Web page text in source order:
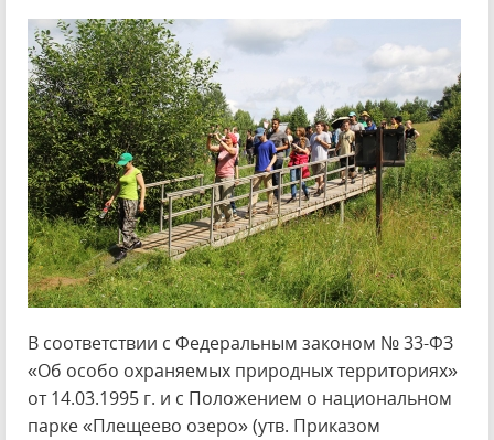
В соответствии с Федеральным законом № 33-ФЗ
«Об особо охраняемых природных территориях»
от 14.03.1995 г. и с Положением о национальном
парке «Плещеево озеро» (утв. Приказом